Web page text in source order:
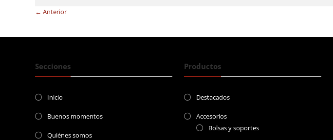
← Anterior
Secciones
Inicio
Buenos momentos
Quiénes somos
Productos
Destacados
Accesorios
Bolsas y soportes